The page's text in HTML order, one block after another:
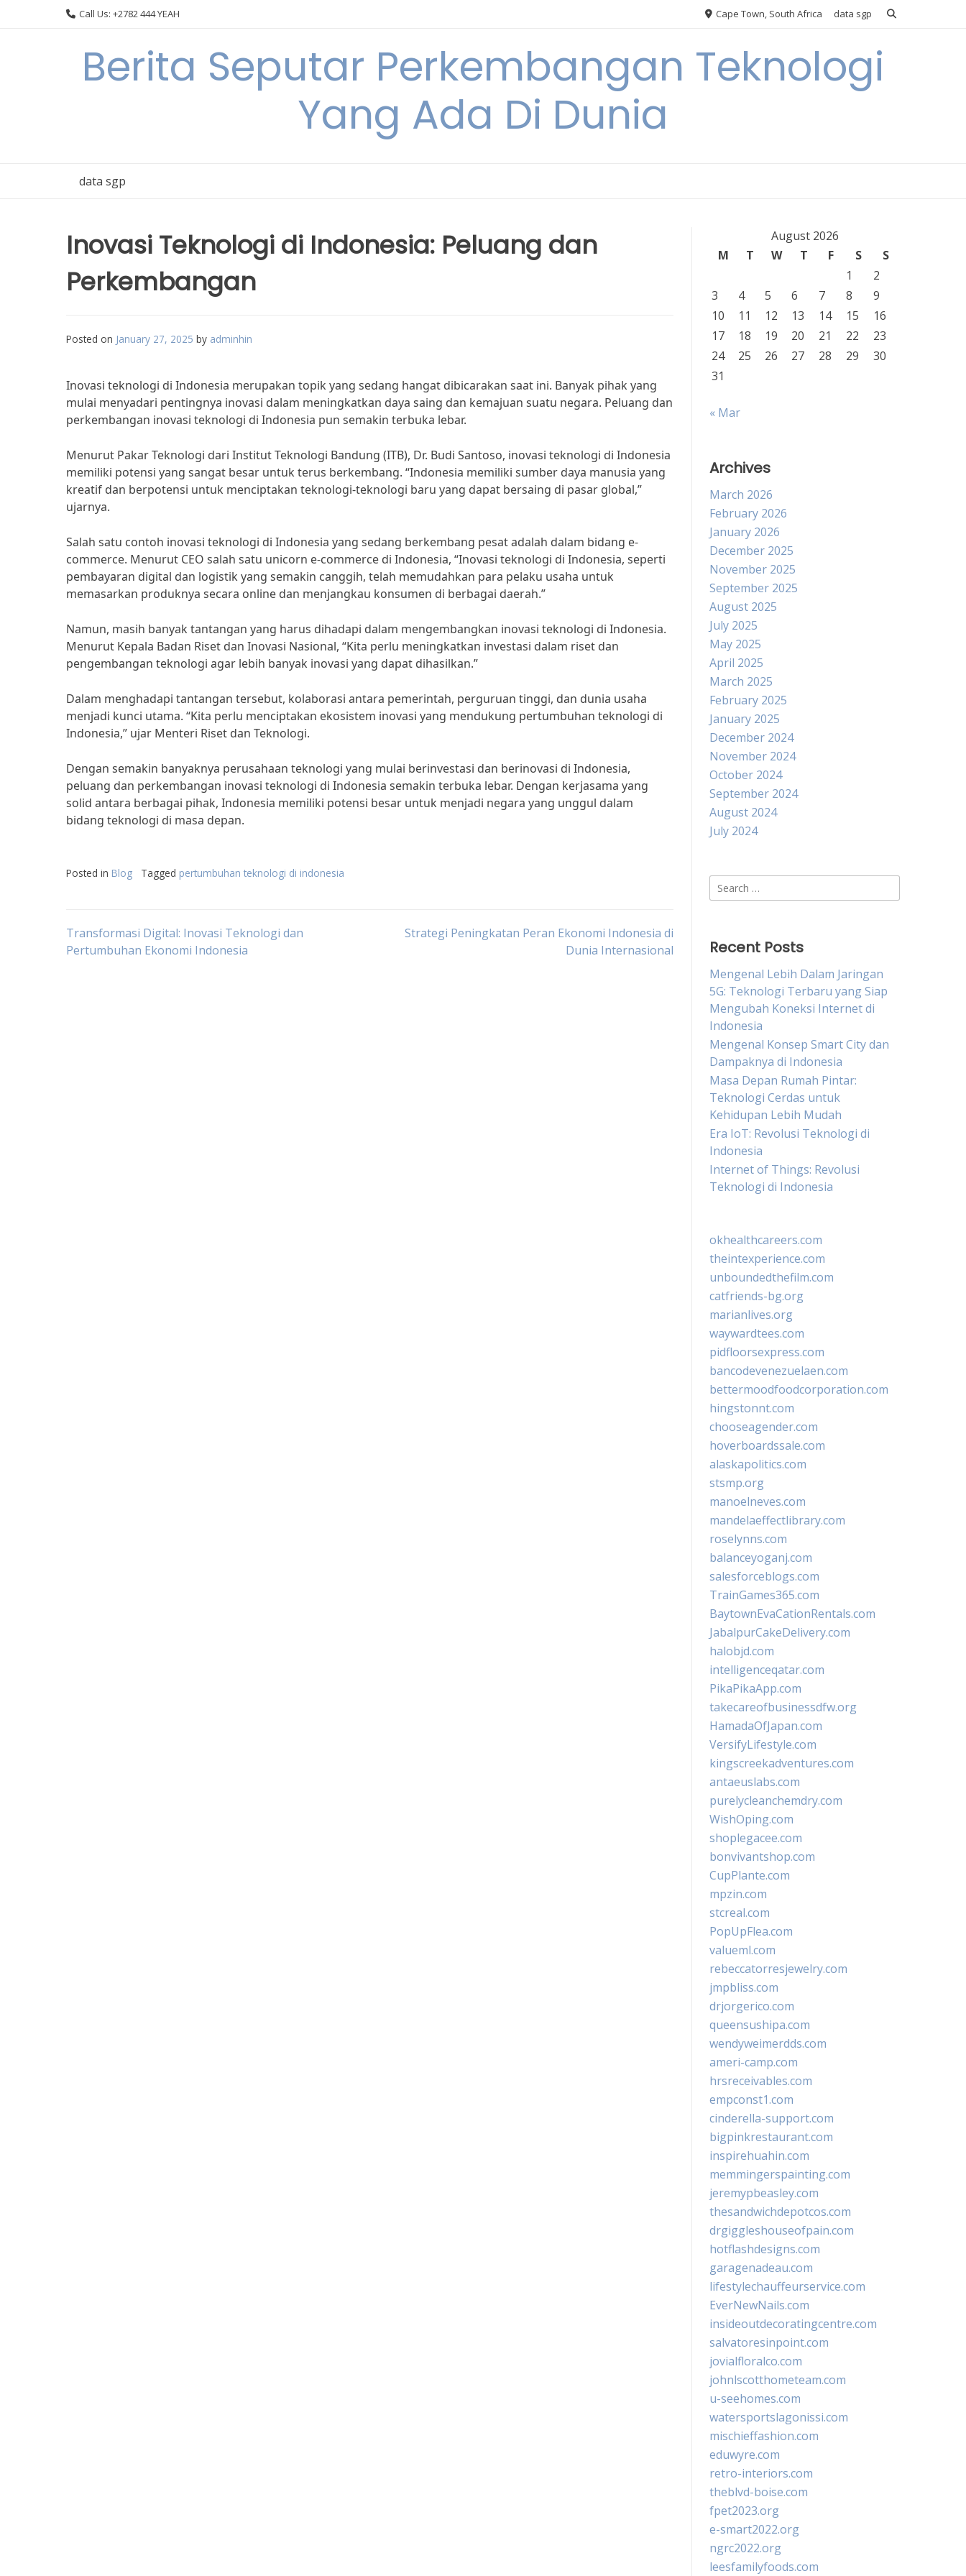
Call Us: +2782 444 YEAH Cape Town, South Africa data sgp
Berita Seputar Perkembangan Teknologi
Yang Ada Di Dunia
data sgp
Inovasi Teknologi di Indonesia: Peluang dan
Perkembangan
Posted on January 27, 2025 by adminhin
Inovasi teknologi di Indonesia merupakan topik yang sedang hangat dibicarakan saat ini. Banyak pihak yang
mulai menyadari pentingnya inovasi dalam meningkatkan daya saing dan kemajuan suatu negara. Peluang dan
perkembangan inovasi teknologi di Indonesia pun semakin terbuka lebar.
Menurut Pakar Teknologi dari Institut Teknologi Bandung (ITB), Dr. Budi Santoso, inovasi teknologi di Indonesia
memiliki potensi yang sangat besar untuk terus berkembang. “Indonesia memiliki sumber daya manusia yang
kreatif dan berpotensi untuk menciptakan teknologi-teknologi baru yang dapat bersaing di pasar global,”
ujarnya.
Salah satu contoh inovasi teknologi di Indonesia yang sedang berkembang pesat adalah dalam bidang e-
commerce. Menurut CEO salah satu unicorn e-commerce di Indonesia, “Inovasi teknologi di Indonesia, seperti
pembayaran digital dan logistik yang semakin canggih, telah memudahkan para pelaku usaha untuk
memasarkan produknya secara online dan menjangkau konsumen di berbagai daerah.”
Namun, masih banyak tantangan yang harus dihadapi dalam mengembangkan inovasi teknologi di Indonesia.
Menurut Kepala Badan Riset dan Inovasi Nasional, “Kita perlu meningkatkan investasi dalam riset dan
pengembangan teknologi agar lebih banyak inovasi yang dapat dihasilkan.”
Dalam menghadapi tantangan tersebut, kolaborasi antara pemerintah, perguruan tinggi, dan dunia usaha
menjadi kunci utama. “Kita perlu menciptakan ekosistem inovasi yang mendukung pertumbuhan teknologi di
Indonesia,” ujar Menteri Riset dan Teknologi.
Dengan semakin banyaknya perusahaan teknologi yang mulai berinvestasi dan berinovasi di Indonesia,
peluang dan perkembangan inovasi teknologi di Indonesia semakin terbuka lebar. Dengan kerjasama yang
solid antara berbagai pihak, Indonesia memiliki potensi besar untuk menjadi negara yang unggul dalam
bidang teknologi di masa depan.
Posted in Blog Tagged pertumbuhan teknologi di indonesia
Post
Transformasi Digital: Inovasi Teknologi dan
Pertumbuhan Ekonomi Indonesia
Strategi Peningkatan Peran Ekonomi Indonesia di
Dunia Internasional
August 2026
M
T W T F S
S
1
2
3
4 5 6 7 8
9
10
11 12 13 14 15
16
17
18 19 20 21 22
23
24
25 26 27 28 29
30
31
« Mar
Archives
March 2026
February 2026
January 2026
December 2025
November 2025
September 2025
August 2025
July 2025
May 2025
April 2025
March 2025
February 2025
January 2025
December 2024
November 2024
October 2024
September 2024
August 2024
July 2024
Search
for:
Recent Posts
Mengenal Lebih Dalam Jaringan
5G: Teknologi Terbaru yang Siap
Mengubah Koneksi Internet di
Indonesia
Mengenal Konsep Smart City dan
Dampaknya di Indonesia
Masa Depan Rumah Pintar:
Teknologi Cerdas untuk
Kehidupan Lebih Mudah
Era IoT: Revolusi Teknologi di
Indonesia
Internet of Things: Revolusi
Teknologi di Indonesia
okhealthcareers.com
theintexperience.com
unboundedthefilm.com
catfriends-bg.org
marianlives.org
waywardtees.com
pidfloorsexpress.com
bancodevenezuelaen.com
bettermoodfoodcorporation.com
hingstonnt.com
chooseagender.com
hoverboardssale.com
alaskapolitics.com
stsmp.org
manoelneves.com
mandelaeffectlibrary.com
roselynns.com
balanceyoganj.com
salesforceblogs.com
TrainGames365.com
BaytownEvaCationRentals.com
JabalpurCakeDelivery.com
halobjd.com
intelligenceqatar.com
PikaPikaApp.com
takecareofbusinessdfw.org
HamadaOfJapan.com
VersifyLifestyle.com
kingscreekadventures.com
antaeuslabs.com
purelycleanchemdry.com
WishOping.com
shoplegacee.com
bonvivantshop.com
CupPlante.com
mpzin.com
stcreal.com
PopUpFlea.com
valueml.com
rebeccatorresjewelry.com
jmpbliss.com
drjorgerico.com
queensushipa.com
wendyweimerdds.com
ameri-camp.com
hrsreceivables.com
empconst1.com
cinderella-support.com
bigpinkrestaurant.com
inspirehuahin.com
memmingerspainting.com
jeremypbeasley.com
thesandwichdepotcos.com
drgiggleshouseofpain.com
hotflashdesigns.com
garagenadeau.com
lifestylechauffeurservice.com
EverNewNails.com
insideoutdecoratingcentre.com
salvatoresinpoint.com
jovialfloralco.com
johnlscotthometeam.com
u-seehomes.com
watersportslagonissi.com
mischieffashion.com
eduwyre.com
retro-interiors.com
theblvd-boise.com
fpet2023.org
e-smart2022.org
ngrc2022.org
leesfamilyfoods.com